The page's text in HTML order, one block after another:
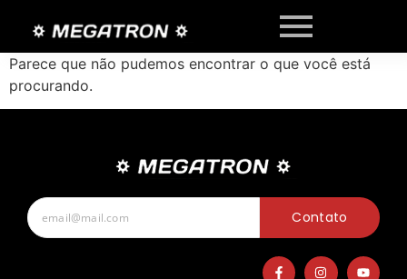
Parece que não pudemos encontrar o que você está
procurando.
Contato